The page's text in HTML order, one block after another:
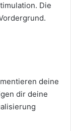
Die
deine
dir deine